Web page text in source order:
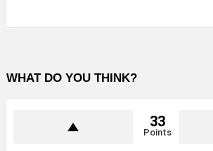
WHAT DO YOU THINK?
33
Points